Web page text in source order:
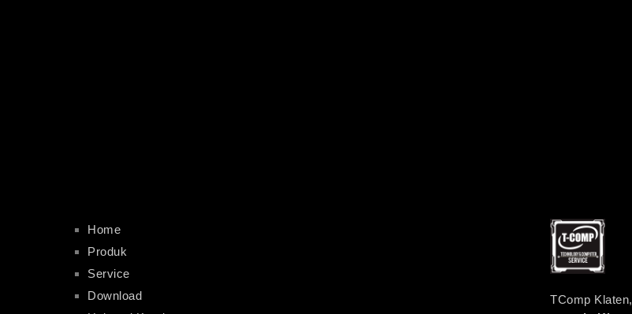
Home
Produk
Service
Download
TComp Klaten,